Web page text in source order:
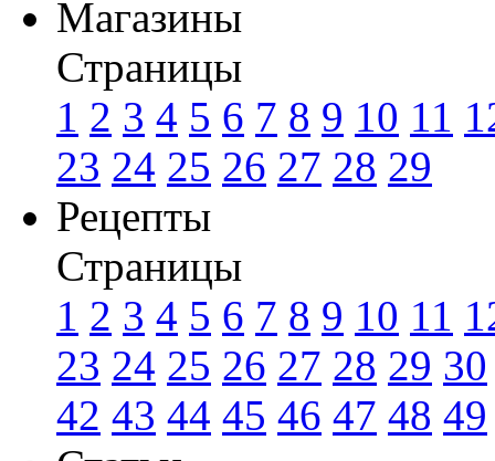
Магазины
Страницы
1 2 3 4 5 6 7 8 9 10 11
23 24 25 26 27 28 29
Рецепты
Страницы
1 2 3 4 5 6 7 8 9 10 11
23 24 25 26 27 28 29 30
42 43 44 45 46 47 48 49